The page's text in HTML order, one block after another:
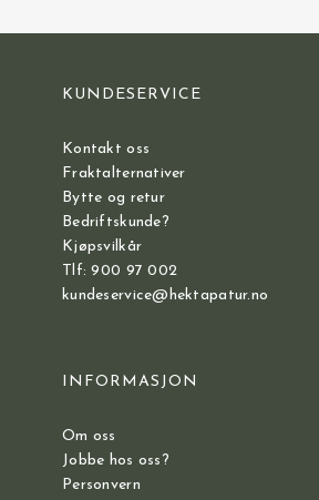
KUNDESERVICE
Kontakt oss
Fraktalternativer
Bytte og retur
Bedriftskunde?
Kjøpsvilkår
Tlf: 900 97 002
kundeservice@hektapatur.no
INFORMASJON
Om oss
Jobbe hos oss?
Personvern